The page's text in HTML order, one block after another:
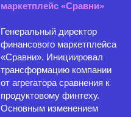
маркетплейс «Сравни»
Генеральный директор
финансового маркетплейса
«Сравни». Инициировал
трансформацию компании
от агрегатора сравнения к
продуктовому финтеху.
Основным изменением